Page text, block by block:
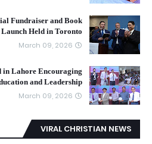
Fundraiser and Book
Launch Held in Toronto
March 09, 2026
in Lahore Encouraging
and Leadership
March 09, 2026
VIRAL CHRISTIAN NEWS